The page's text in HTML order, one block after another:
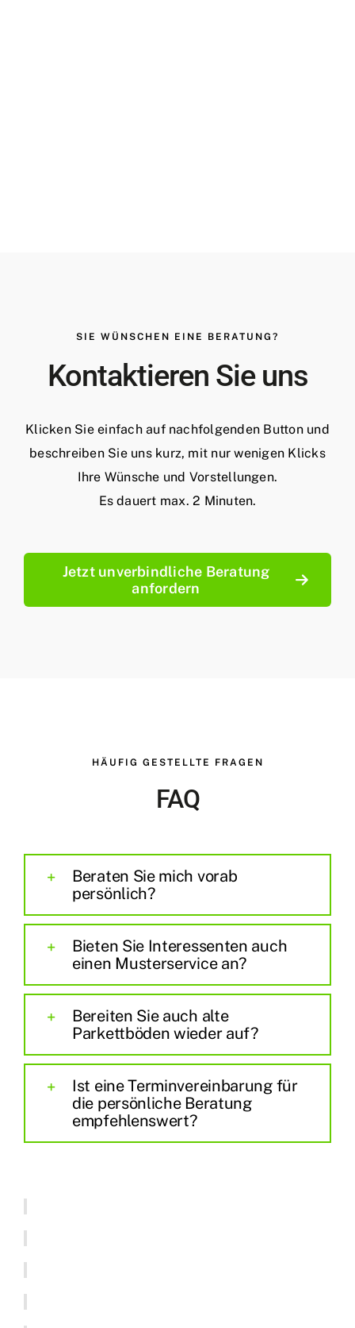
SIE WÜNSCHEN EINE BERATUNG?
Kontaktieren Sie uns
Klicken Sie einfach auf nachfolgenden Button und
beschreiben Sie uns kurz, mit nur wenigen Klicks
Ihre Wünsche und Vorstellungen.
Es dauert max. 2 Minuten.
Jetzt unverbindliche Beratung
anfordern
HÄUFIG GESTELLTE FRAGEN
FAQ
Beraten Sie mich vorab
persönlich?
Bieten Sie Interessenten auch
einen Musterservice an?
Bereiten Sie auch alte
Parkettböden wieder auf?
Ist eine Terminvereinbarung für
die persönliche Beratung
empfehlenswert?